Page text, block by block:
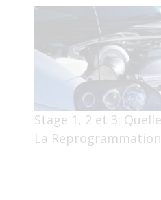
Stage 1, 2 et 3:
La